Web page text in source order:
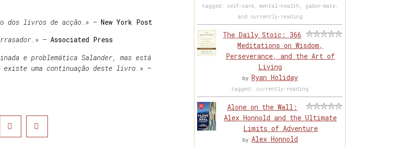
dos livros de acção. » – New York Post
» – Associated Press
e problemática Salander, mas está
uma continuação deste livro. » –
tagged: self-care, mental-health, gabor-maté,
and currently-reading
The Daily Stoic: 366
Meditations on Wisdom,
Perseverance, and the Art of
Living
by Ryan Holiday
tagged: currently-reading
Alone on the Wall:
Alex Honnold and the Ultimate
Limits of Adventure
by Alex Honnold